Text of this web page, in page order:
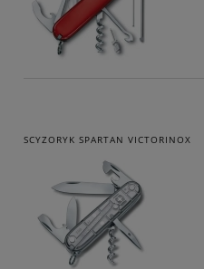
SCYZORYK SPARTAN VICTORINOX